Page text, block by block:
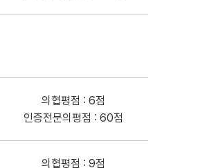
의협평점 : 6점
인증전문의평점 : 60점
의협평점 : 9점